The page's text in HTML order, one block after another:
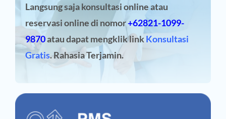
Langsung saja konsultasi online atau
reservasi onlinedi nomor+62821-1099-
9870atau dapat mengklik linkKonsultasi
Gratis. Rahasia Terjamin.